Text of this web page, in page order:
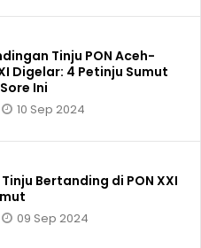
Tinju PON Aceh-
Digelar: 4 Petinju Sumut
Ini
10 Sep 2024
Bertanding di PON XXI
09 Sep 2024